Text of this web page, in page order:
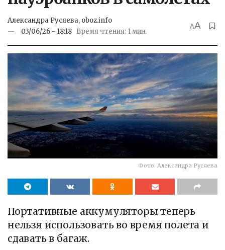
Александра Русяева, oboz.info
03/06/26 - 18:18 Время чтения: 1 мин.
AA
Фото: Александра Русяева
Портативные аккумуляторы теперь
нельзя использовать во время полета и
сдавать в багаж.